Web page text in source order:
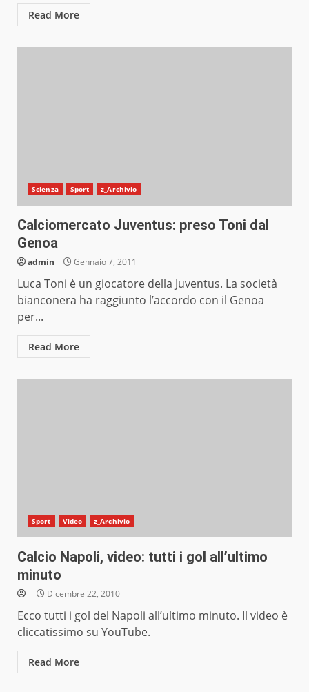
Read More
Scienza Sport z_Archivio
Calciomercato Juventus: preso Toni dal
Genoa
admin Gennaio 7, 2011
Luca Toni è un giocatore della Juventus. La società
bianconera ha raggiunto l’accordo con il Genoa
per...
Read More
Sport Video z_Archivio
Calcio Napoli, video: tutti i gol all’ultimo
minuto
Dicembre 22, 2010
Ecco tutti i gol del Napoli all’ultimo minuto. Il video è
cliccatissimo su YouTube.
Read More